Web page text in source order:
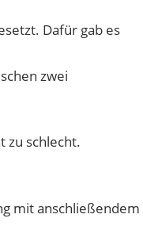
Dafür gab es
zwei
zu schlecht.
mit anschließendem